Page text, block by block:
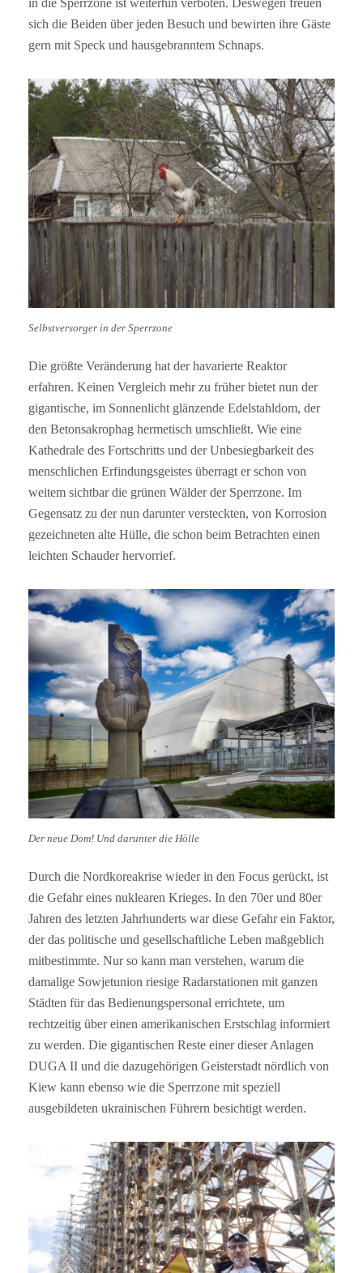
in die Sperrzone ist weiterhin verboten. Deswegen freuen
sich die Beiden über jeden Besuch und bewirten ihre Gäste
gern mit Speck und hausgebranntem Schnaps.
Selbstversorger in der Sperrzone
Die größte Veränderung hat der havarierte Reaktor
erfahren. Keinen Vergleich mehr zu früher bietet nun der
gigantische, im Sonnenlicht glänzende Edelstahldom, der
den Betonsakrophag hermetisch umschließt. Wie eine
Kathedrale des Fortschritts und der Unbesiegbarkeit des
menschlichen Erfindungsgeistes überragt er schon von
weitem sichtbar die grünen Wälder der Sperrzone. Im
Gegensatz zu der nun darunter versteckten, von Korrosion
gezeichneten alte Hülle, die schon beim Betrachten einen
leichten Schauder hervorrief.
Der neue Dom! Und darunter die Hölle
Durch die Nordkoreakrise wieder in den Focus gerückt, ist
die Gefahr eines nuklearen Krieges. In den 70er und 80er
Jahren des letzten Jahrhunderts war diese Gefahr ein Faktor,
der das politische und gesellschaftliche Leben maßgeblich
mitbestimmte. Nur so kann man verstehen, warum die
damalige Sowjetunion riesige Radarstationen mit ganzen
Städten für das Bedienungspersonal errichtete, um
rechtzeitig über einen amerikanischen Erstschlag informiert
zu werden. Die gigantischen Reste einer dieser Anlagen
DUGA II und die dazugehörigen Geisterstadt nördlich von
Kiew kann ebenso wie die Sperrzone mit speziell
ausgebildeten ukrainischen Führern besichtigt werden.